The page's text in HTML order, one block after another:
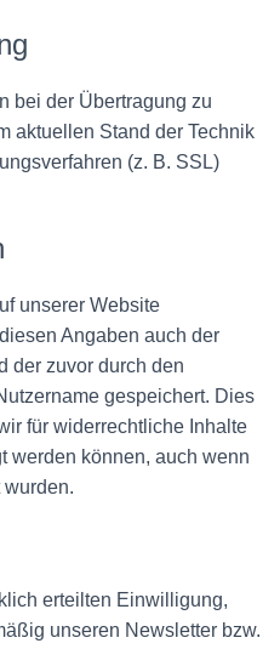
bei der Übertragung zu
aktuellen Stand der Technik
(z. B. SSL)
unserer Website
Angaben auch der
der zuvor durch den
gespeichert. Dies
für widerrechtliche Inhalte
werden können, auch wenn
erteilten Einwilligung,
unseren Newsletter bzw.